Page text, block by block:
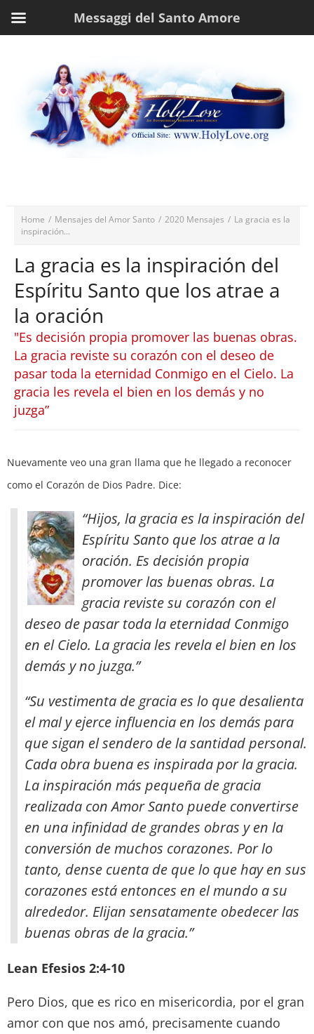
Home / Mensajes del Amor Santo / 2020 Mensajes / La gracia es la
inspiración...
La gracia es la inspiración del
Espíritu Santo que los atrae a
la oración
"Es decisión propia promover las buenas obras.
La gracia reviste su corazón con el deseo de
pasar toda la eternidad Conmigo en el Cielo. La
gracia les revela el bien en los demás y no
juzga”
Nuevamente veo una gran llama que he llegado a reconocer
como el Corazón de Dios Padre. Dice:
“Hijos, la gracia es la inspiración del
Espíritu Santo que los atrae a la
oración. Es decisión propia
promover las buenas obras. La
gracia reviste su corazón con el
deseo de pasar toda la eternidad Conmigo
en el Cielo. La gracia les revela el bien en los
demás y no juzga.”
“Su vestimenta de gracia es lo que desalienta
el mal y ejerce influencia en los demás para
que sigan el sendero de la santidad personal.
Cada obra buena es inspirada por la gracia.
La inspiración más pequeña de gracia
realizada con Amor Santo puede convertirse
en una infinidad de grandes obras y en la
conversión de muchos corazones. Por lo
tanto, dense cuenta de que lo que hay en sus
corazones está entonces en el mundo a su
alrededor. Elijan sensatamente obedecer las
buenas obras de la gracia.”
Lean Efesios 2:4-10
Pero Dios, que es rico en misericordia, por el gran
amor con que nos amó, precisamente cuando
Messaggi del Santo Amore